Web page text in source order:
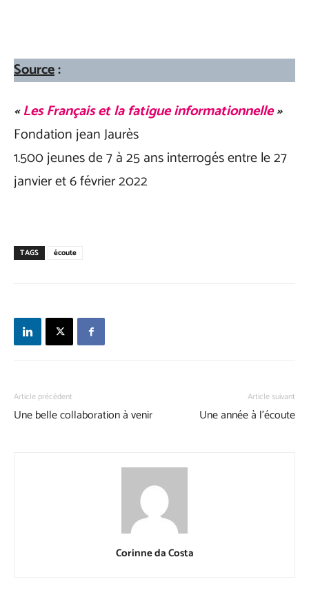
Source:
«Les Français et la fatigue informationnelle»
Fondation jean Jaurès
1.500 jeunes de 7 à 25 ans interrogés entre le 27
janvier et 6 février 2022
TAGS écoute
Article précédent
Une belle collaboration à venir
Article suivant
Une année à l’écoute
Corinne da Costa